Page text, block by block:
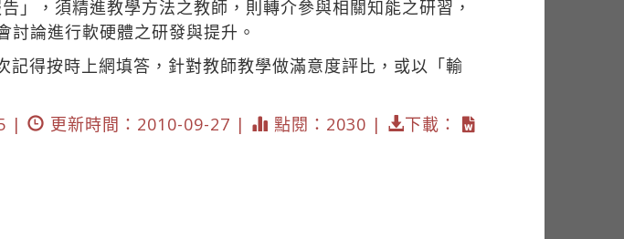
」，須精進教學方法之教師，則轉介參與相關知能之研習，
論進行軟硬體之研發與提升。
得按時上網填答，針對教師教學做滿意度評比，或以「輸
|
更新時間：2010-09-27 | 點閱：2030 | 下載：